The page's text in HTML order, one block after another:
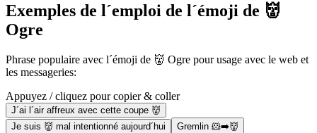
Exemples de l´emploi de l´émoji de 👹
Ogre
Phrase populaire avec l´émoji de 👹 Ogre pour usage avec le web et
les messageries:
Appuyez / cliquez pour copier & coller
J´ai l´air affreux avec cette coupe 👹
Je suis 👹 mal intentionné aujourd´hui
Gremlin 🐹➡️👹